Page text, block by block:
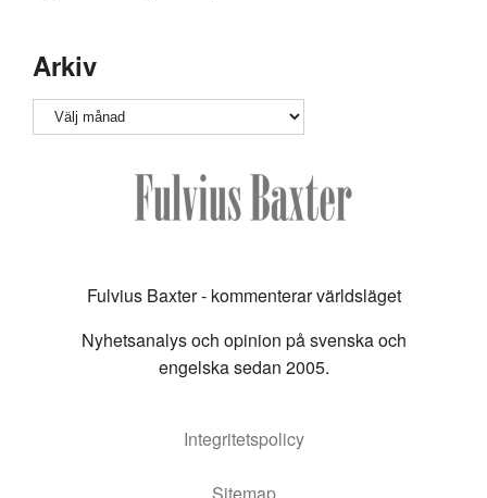
Arkiv
Arkiv
Fulvius Baxter - kommenterar världsläget
Nyhetsanalys och opinion på svenska och
engelska sedan 2005.
Integritetspolicy